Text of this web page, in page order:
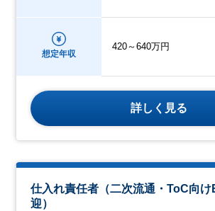
想定年収
420～640万円
詳しく見る
仕入れ責任者（二次流通・ToC向
迎）